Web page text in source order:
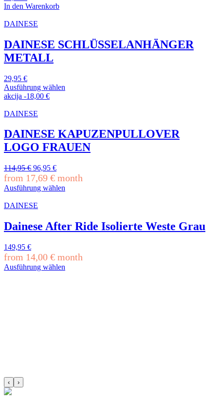
können
auf
der
Produktseite
gewählt
werden
In den Warenkorb
DAINESE
DAINESE SCHLÜSSELANHÄNGER
METALL
29,95 €
Ausführung wählen
Dieses
weist
Varianten
auf.
Die
können
auf
der
Produktseite
gewählt
werden
akcija -18,00 €
DAINESE
DAINESE KAPUZENPULLOVER
LOGO FRAUEN
114,95€ Ursprünglicher
Preis
war:
114,95 €
96,95 €Aktueller
Preis
ist:
96,95 €.
from 17,69 € month
Ausführung wählen
Produkt
mehrere
Varianten
Die
Optionen
können
DAINESE
Dainese After Ride Isolierte Weste Grau
149,95 €
from 14,00 € month
Ausführung wählen
gewählt
werden
‹ ›